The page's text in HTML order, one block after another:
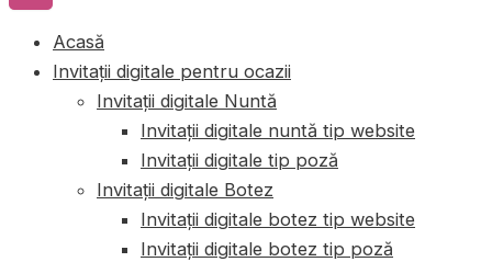
Acasă
Invitații digitale pentru ocazii
Invitații digitale Nuntă
Invitații digitale nuntă tip website
Invitații digitale tip poză
Invitații digitale Botez
Invitații digitale botez tip website
Invitații digitale botez tip poză